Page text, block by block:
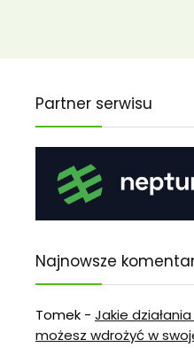
Partner serwisu
Najnowsze
Tomek - Jakie
możesz wdrożyć w